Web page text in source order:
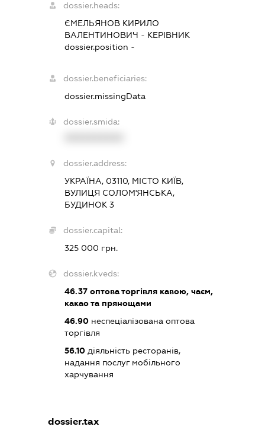
dossier.heads:
ЄМЕЛЬЯНОВ КИРИЛО
ВАЛЕНТИНОВИЧ - КЕРІВНИК
dossier.position -
dossier.beneficiaries:
dossier.missingData
dossier.smida:
dossier.address:
УКРАЇНА, 03110, МІСТО КИЇВ,
ВУЛИЦЯ СОЛОМ'ЯНСЬКА,
БУДИНОК 3
dossier.capital:
325 000 грн.
dossier.kveds:
46.37 оптова торгівля кавою, чаєм,
какао та прянощами
46.90 неспеціалізована оптова
торгівля
56.10 діяльність ресторанів,
надання послуг мобільного
харчування
dossier.tax